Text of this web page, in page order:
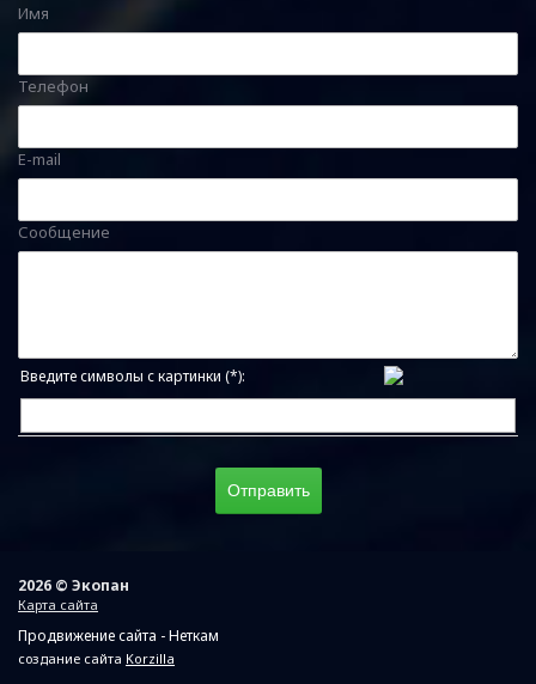
Имя
Телефон
E-mail
Сообщение
Введите символы с картинки (*):
2026 © Экопан
Карта сайта
Продвижение сайта - Неткам
создание сайта Korzilla